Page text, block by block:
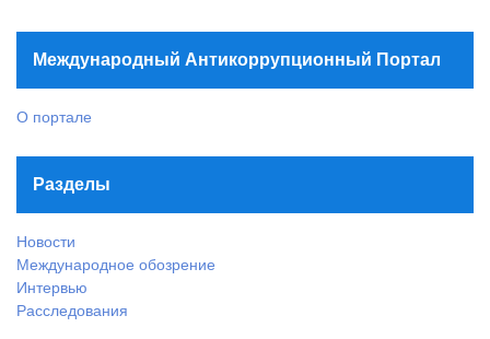
Международный Антикоррупционный Портал
О портале
Разделы
Новости
Международное обозрение
Интервью
Расследования